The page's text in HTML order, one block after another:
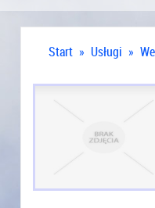
Start » Usługi »